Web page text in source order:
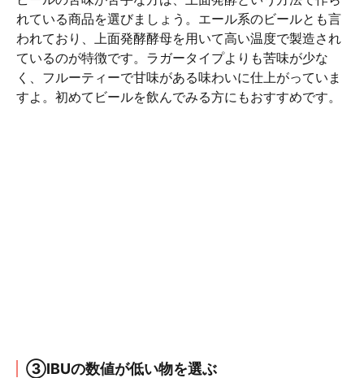
れている商品を選びましょう。エール系のビールとも言
われており、上面発酵酵母を用いて高い温度で製造され
ているのが特徴です。ラガータイプよりも苦味が少な
く、フルーティーで甘味がある味わいに仕上がっていま
すよ。初めてビールを飲んでみる方にもおすすめです。
③IBUの数値が低い物を選ぶ